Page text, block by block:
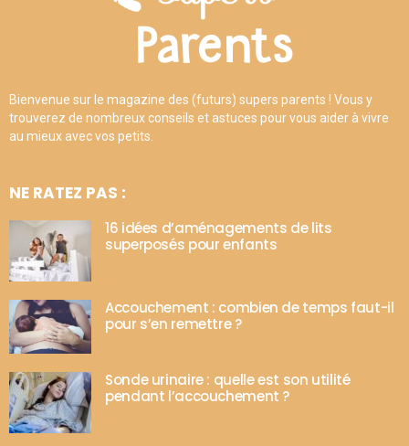
Bienvenue sur le magazine des (futurs) supers parents ! Vous y
trouverez de nombreux conseils et astuces pour vous aider à vivre
au mieux avec vos petits.
NE RATEZ PAS :
16 idées d’aménagements de lits
superposés pour enfants
Accouchement : combien de temps faut-il
pour s’en remettre ?
Sonde urinaire : quelle est son utilité
pendant l’accouchement ?